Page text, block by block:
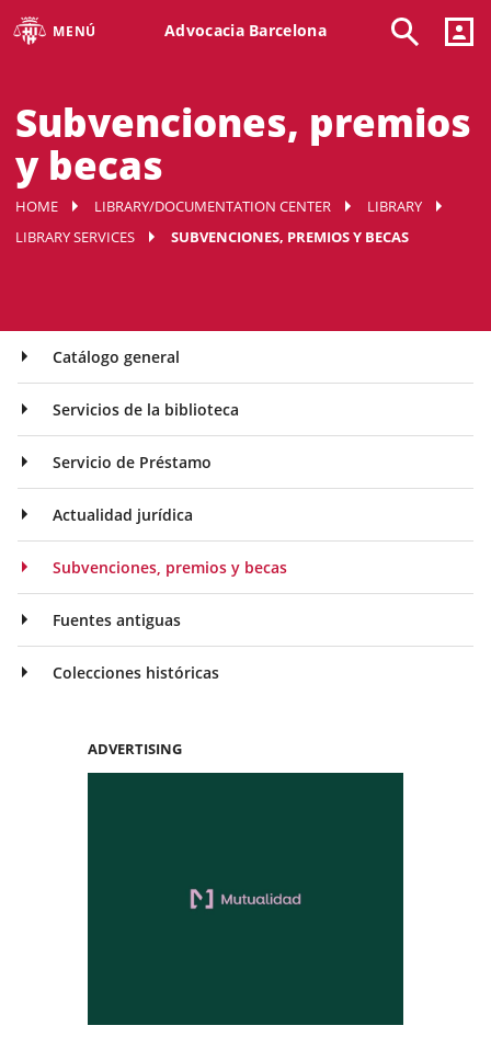
MENÚ Advocacia Barcelona
Subvenciones, premios
y becas
HOME LIBRARY/DOCUMENTATION CENTER
LIBRARY
LIBRARY SERVICES
SUBVENCIONES, PREMIOS Y BECAS
Catálogo general
Servicios de la biblioteca
Servicio de Préstamo
Actualidad jurídica
Subvenciones, premios y becas
Fuentes antiguas
Colecciones históricas
ADVERTISING